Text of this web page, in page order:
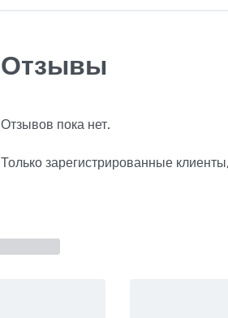
Отзывы
Отзывов пока нет.
Только зарегистрированные